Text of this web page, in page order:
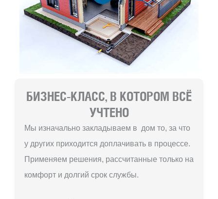
БИЗНЕС-КЛАСС, В КОТОРОМ ВСЁ
УЧТЕНО
Мы изначально закладываем в дом то, за что
у других приходится доплачивать в процессе.
Применяем решения, рассчитанные только на
комфорт и долгий срок службы.